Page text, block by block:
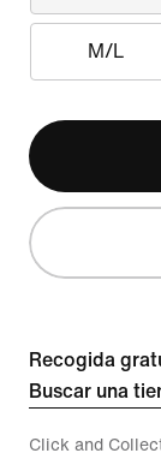
M/L
Recogida
Buscar una
Click and